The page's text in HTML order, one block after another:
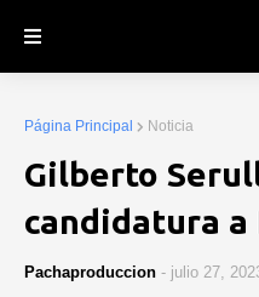
Página Principal Noticia
Gilberto
candidatura a
Pachaproduccion - julio 27,